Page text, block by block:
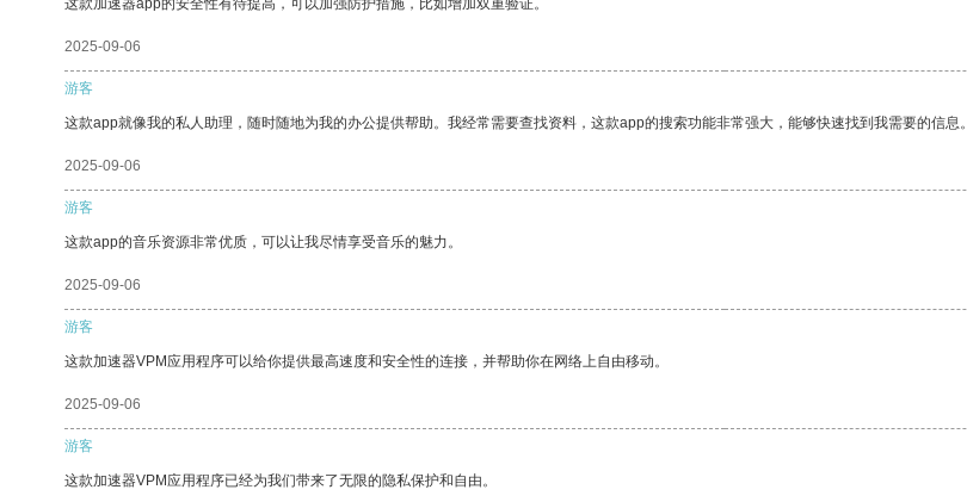
这款加速器app的安全性有待提高，可以加强防护措施，比如增加双重验证。
2025-09-06
游客
这款app就像我的私人助理，随时随地为我的办公提供帮助。我经常需要查找资料，这款app的搜索功能非常强大，能够快速找到我需要的信息。
2025-09-06
游客
这款app的音乐资源非常优质，可以让我尽情享受音乐的魅力。
2025-09-06
游客
这款加速器VPM应用程序可以给你提供最高速度和安全性的连接，并帮助你在网络上自由移动。
2025-09-06
游客
这款加速器VPM应用程序已经为我们带来了无限的隐私保护和自由。